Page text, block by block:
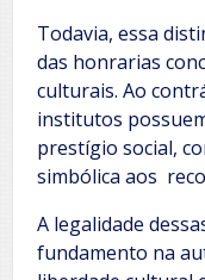
Todavia, essa
das honrarias
culturais. Ao
institutos
prestígio social,
simbólica aos
A legalidade
fundamento na